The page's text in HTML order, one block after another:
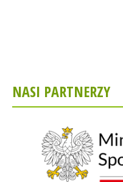
NASI PARTNERZY